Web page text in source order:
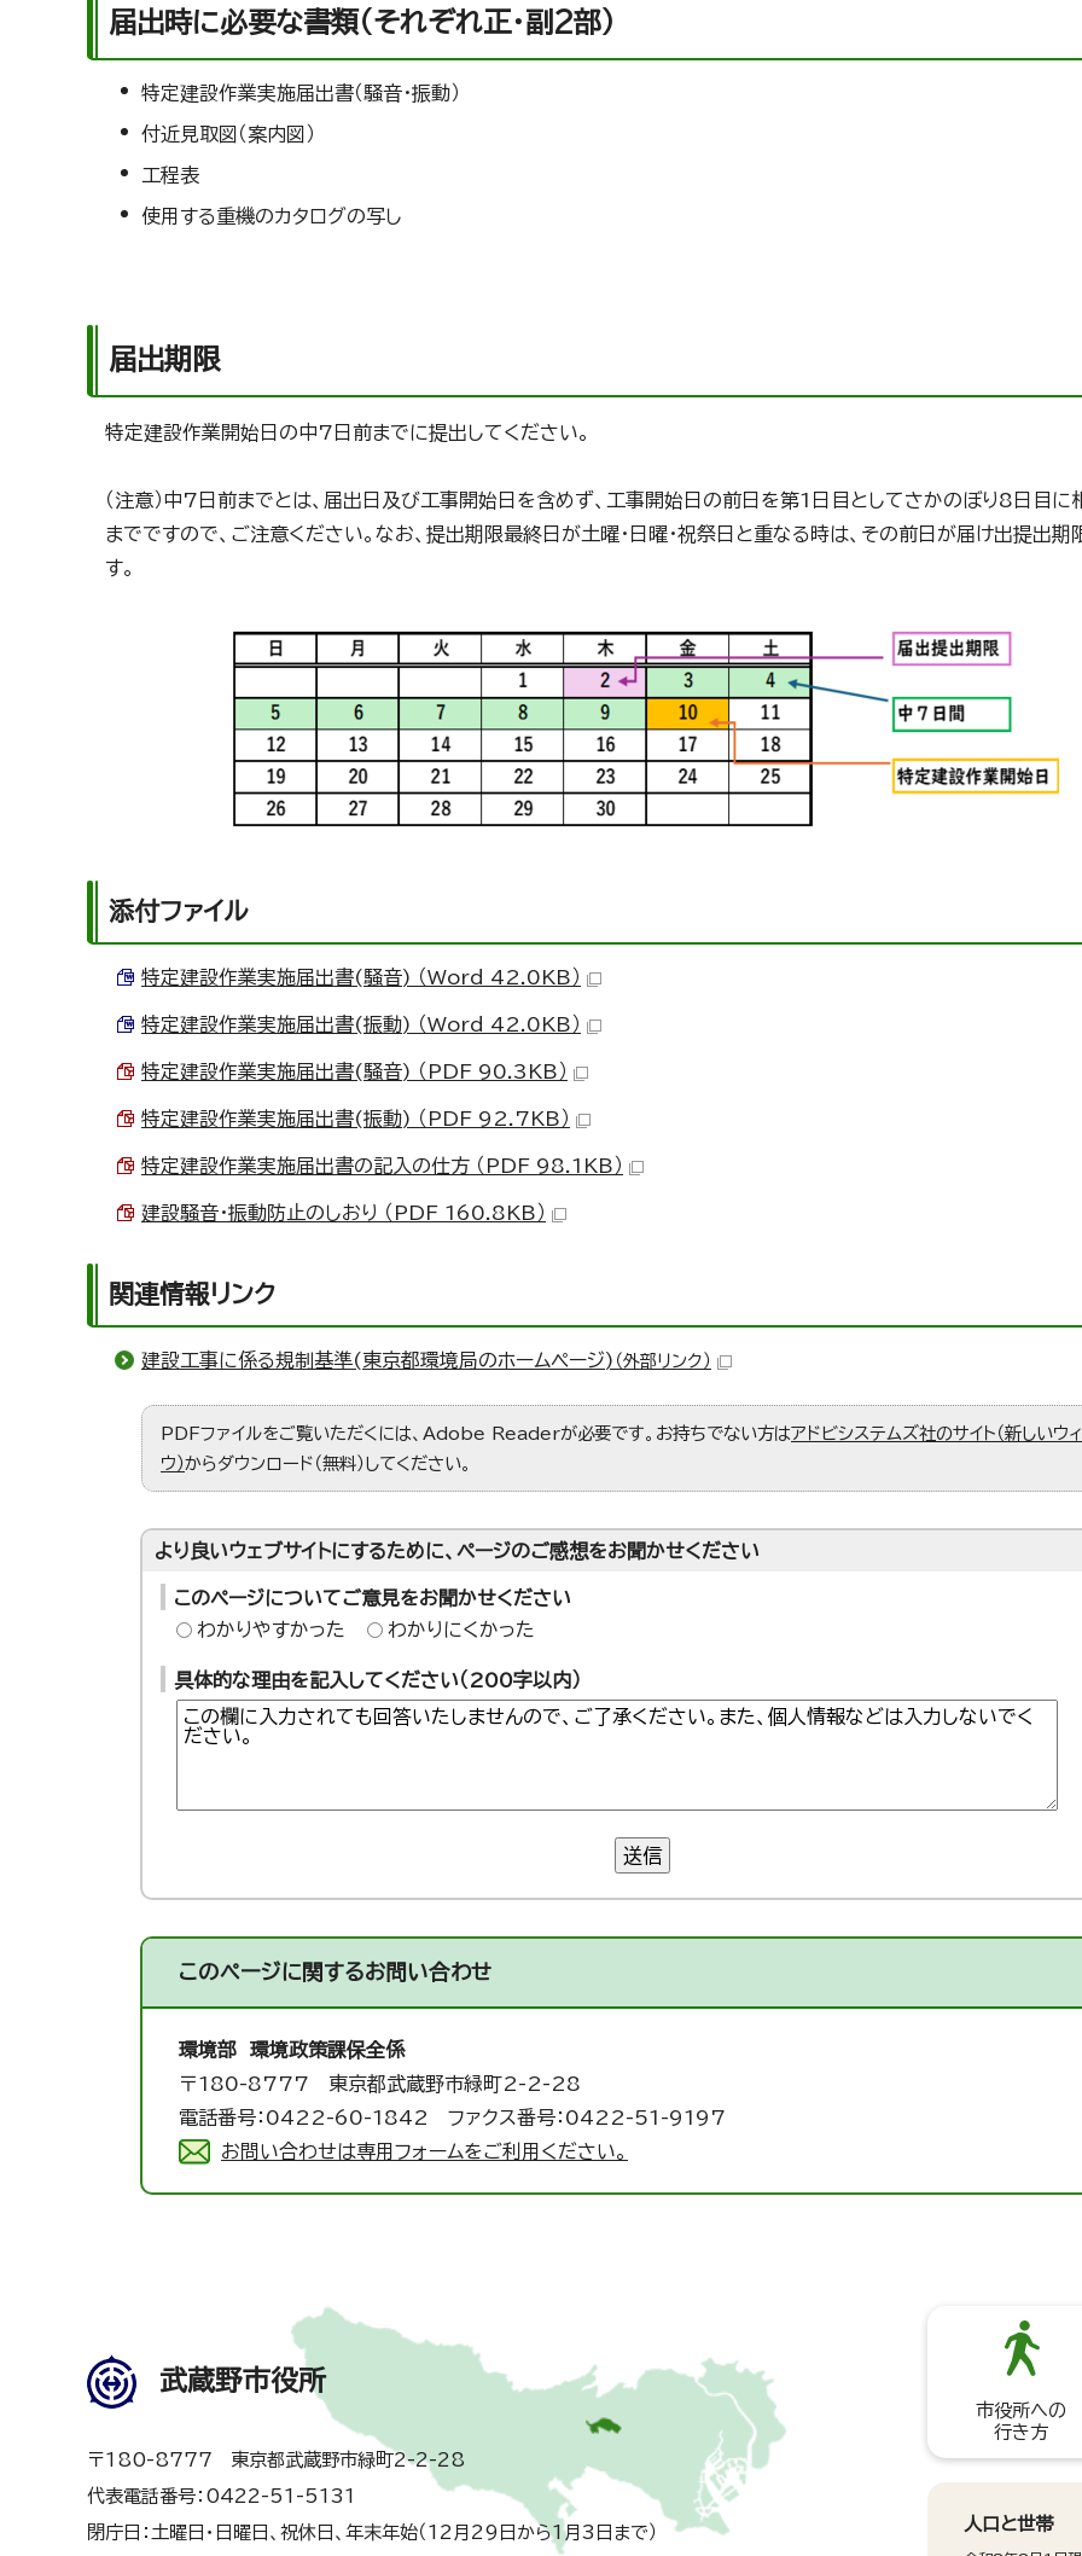
届出時に必要な書類（それぞれ正・副2部）
特定建設作業実施届出書（騒音・振動）
付近見取図（案内図）
工程表
使用する重機のカタログの写し
届出期限
特定建設作業開始日の中7日前までに提出してください。
（注意）中7日前までとは、届出日及び工事開始日を含めず、工事開始日の前日を第1日目としてさかのぼり8日目に
までですので、ご注意ください。なお、提出期限最終日が土曜・日曜・祝祭日と重なる時は、その前日が届け出提出期
す。
添付ファイル
特定建設作業実施届出書(騒音) （Word 42.0KB）
特定建設作業実施届出書(振動) （Word 42.0KB）
特定建設作業実施届出書(騒音) （PDF 90.3KB）
特定建設作業実施届出書(振動) （PDF 92.7KB）
特定建設作業実施届出書の記入の仕方 （PDF 98.1KB）
建設騒音・振動防止のしおり （PDF 160.8KB）
関連情報リンク
建設工事に係る規制基準(東京都環境局のホームページ) （外部リンク）
PDFファイルをご覧いただくには、Adobe Readerが必要です。お持ちでない方はアドビシステムズ社のサイト（新しいウ
ウ）からダウンロード（無料）してください。
より良いウェブサイトにするために、ページのご感想をお聞かせください
このページについてご意見をお聞かせください
わかりやすかった
わかりにくかった
具体的な理由を記入してください（200字以内）
送信
このページに関するお問い合わせ
環境部 環境政策課保全係
〒180-8777 東京都武蔵野市緑町2-2-28
電話番号：0422-60-1842 ファクス番号：0422-51-9197
お問い合わせは専用フォームをご利用ください。
武蔵野市役所
〒180-8777 東京都武蔵野市緑町2-2-28
代表電話番号：0422-51-5131
閉庁日：土曜日・日曜日、祝休日、年末年始（12月29日から1月3日まで）
市役所への
行き方
人口と世帯